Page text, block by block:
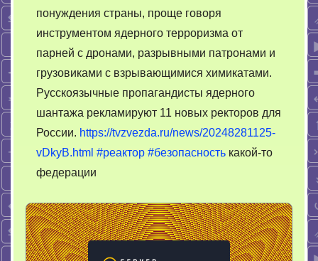
горы
понуждения страны, проще говоря
инструментом ядерного терроризма от
парней с дронами, разрывными патронами и
грузовиками с взрывающимися химикатами.
Русскоязычные пропагандисты ядерного
шантажа рекламируют 11 новых ректоров для
России. https://tvzvezda.ru/news/20248281125-
vDkyB.html #реактор #безопасность какой-то
федерации